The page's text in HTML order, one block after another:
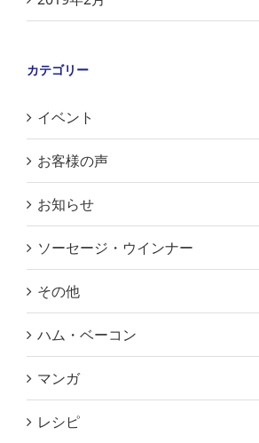
カテゴリー
イベント
お客様の声
お知らせ
ソーセージ・ウインナー
その他
ハム・ベーコン
マンガ
レシピ